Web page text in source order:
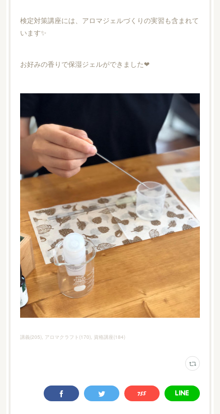
検定対策講座には、アロマジェルづくりの実習も含まれて
います✨
お好みの香りで保湿ジェルができました❤︎
講義(205) アロマクラフト (170) 資格講座(184)